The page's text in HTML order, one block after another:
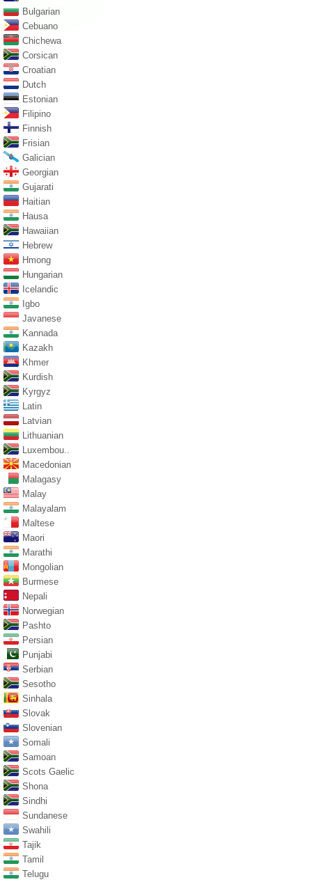
Bulgarian
Cebuano
Chichewa
Corsican
Croatian
Dutch
Estonian
Filipino
Finnish
Frisian
Galician
Georgian
Gujarati
Haitian
Hausa
Hawaiian
Hebrew
Hmong
Hungarian
Icelandic
Igbo
Javanese
Kannada
Kazakh
Khmer
Kurdish
Kyrgyz
Latin
Latvian
Lithuanian
Luxembou..
Macedonian
Malagasy
Malay
Malayalam
Maltese
Maori
Marathi
Mongolian
Burmese
Nepali
Norwegian
Pashto
Persian
Punjabi
Serbian
Sesotho
Sinhala
Slovak
Slovenian
Somali
Samoan
Scots Gaelic
Shona
Sindhi
Sundanese
Swahili
Tajik
Tamil
Telugu